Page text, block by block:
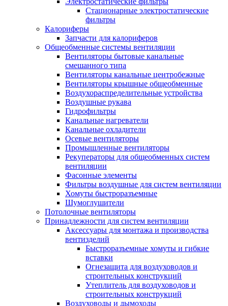
Стационарные электростатические
фильтры
Калориферы
Запчасти для калориферов
Общеобменные системы вентиляции
Вентиляторы бытовые канальные
смешанного типа
Вентиляторы канальные центробежные
Вентиляторы крышные общеобменные
Воздухораспределительные устройства
Воздушные рукава
Гидрофильтры
Канальные нагреватели
Канальные охладители
Осевые вентиляторы
Промышленные вентиляторы
Рекуператоры для общеобменных систем
вентиляции
Фасонные элементы
Фильтры воздушные для систем вентиляции
Хомуты быстроразъемные
Шумоглушители
Потолочные вентиляторы
Принадлежности для систем вентиляции
Аксессуары для монтажа и производства
вентизделий
Быстроразъемные хомуты и гибкие
вставки
Огнезащита для воздуховодов и
строительных конструкций
Утеплитель для воздуховодов и
строительных конструкций
Воздуховоды и дымоходы